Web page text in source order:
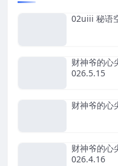
02uiii 秘语
财神爷的心
026.5.15
财神爷的心
财神爷的心
026.4.16